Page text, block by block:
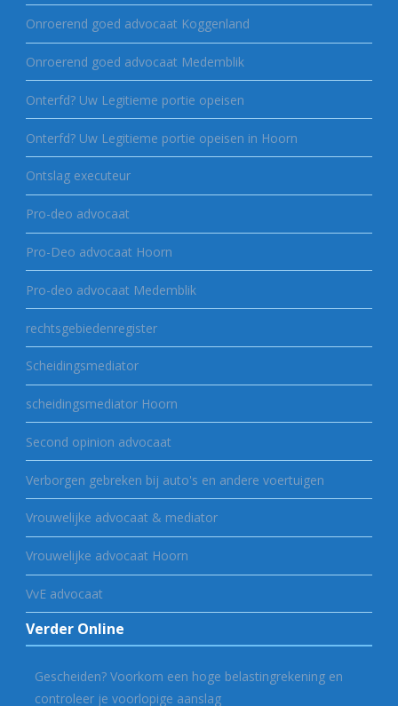
Onroerend goed advocaat Koggenland
Onroerend goed advocaat Medemblik
Onterfd? Uw Legitieme portie opeisen
Onterfd? Uw Legitieme portie opeisen in Hoorn
Ontslag executeur
Pro-deo advocaat
Pro-Deo advocaat Hoorn
Pro-deo advocaat Medemblik
rechtsgebiedenregister
Scheidingsmediator
scheidingsmediator Hoorn
Second opinion advocaat
Verborgen gebreken bij auto's en andere voertuigen
Vrouwelijke advocaat & mediator
Vrouwelijke advocaat Hoorn
VvE advocaat
Verder Online
Gescheiden? Voorkom een hoge belastingrekening en
controleer je voorlopige aanslag